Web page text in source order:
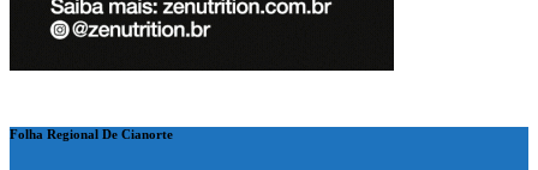
Folha Regional De Cianorte